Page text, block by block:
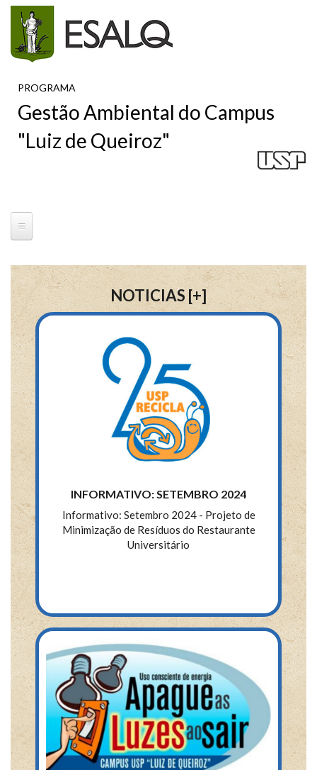
Pular para o conteúdo principal
PROGRAMA
Gestão Ambiental do Campus
"Luiz de Queiroz"
NOTICIAS [+]
INFORMATIVO: SETEMBRO 2024
Informativo: Setembro 2024 - Projeto de
Minimização de Resíduos do Restaurante
Universitário